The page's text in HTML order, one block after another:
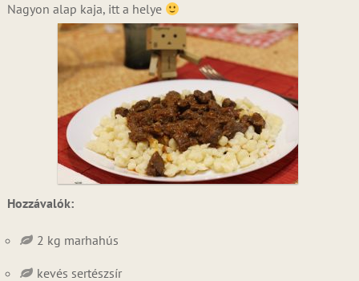
Nagyon alap kaja, itt a helye
Hozzávalók:
2 kg marhahús
kevés sertészsír